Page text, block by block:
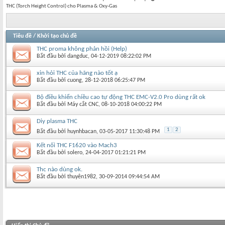
THC (Torch Height Control) cho Plasma & Oxy-Gas
Tiêu đề / Khởi tạo chủ đề
THC proma không phản hồi (Help)
Bắt đầu bởi dangduc‎, 04-12-2019 08:22:02 PM
xin hỏi THC của hãng nào tốt ạ
Bắt đầu bởi cuong‎, 28-12-2018 06:25:47 PM
Bộ điều khiển chiều cao tự động THC EMC-V2.0 Pro dùng rất ok
Bắt đầu bởi Máy cắt CNC‎, 08-10-2018 04:00:22 PM
Diy plasma THC
Bắt đầu bởi huynhbacan‎, 03-05-2017 11:30:48 PM 1 2
Kết nối THC F1620 vào Mach3
Bắt đầu bởi solero‎, 24-04-2017 01:21:21 PM
Thc nào dùng ok.
Bắt đầu bởi thuyên1982‎, 30-09-2014 09:44:54 AM